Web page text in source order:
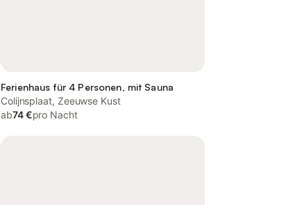
Ferienhaus für 4 Personen, mit Sauna
Colijnsplaat, Zeeuwse Kust
ab74 €pro Nacht